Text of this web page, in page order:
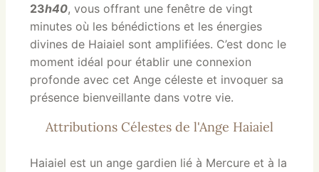
23h40, vous offrant une fenêtre de vingt
minutes où les bénédictions et les énergies
divines de Haiaiel sont amplifiées. C’est donc le
moment idéal pour établir une connexion
profonde avec cet Ange céleste et invoquer sa
présence bienveillante dans votre vie.
Attributions Célestes de l'Ange Haiaiel
Haiaiel est un ange gardien lié à Mercure et à la